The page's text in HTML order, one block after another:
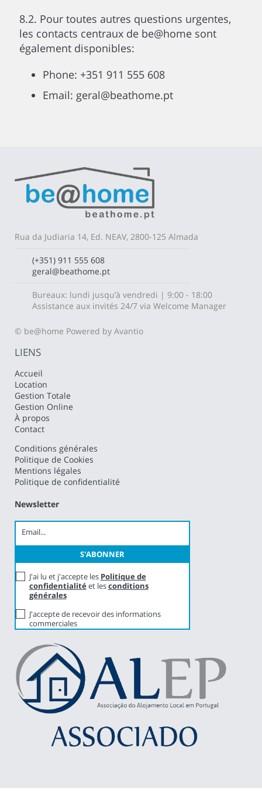
8.2. Pour toutes autres questions urgentes,
les contacts centraux de be@home sont
également disponibles:
Phone: +351 911 555 608
Email: geral@beathome.pt
Rua da Judiaria 14, Ed. NEAV, 2800-125 Almada
(+351) 911 555 608
geral@beathome.pt
Bureaux: lundi jusqu’à vendredi | 9:00 - 18:00
Assistance aux invités 24/7 via Welcome Manager
© be@home Powered by Avantio
LIENS
Accueil
Location
Gestion Totale
Gestion Online
À propos
Contact
Conditions générales
Politique de Cookies
Mentions légales
Politique de confidentialité
Newsletter
J'ai lu et j'accepte les Politique de
confidentialitéet lesconditions
générales
J'accepte de recevoir des informations
commerciales